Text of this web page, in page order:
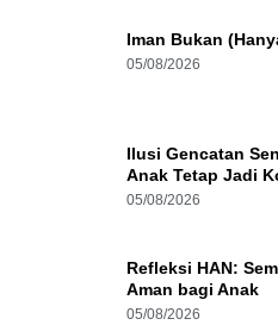
Iman Bukan
05/08/2026
Ilusi Gencatan
Anak Tetap Jadi
05/08/2026
Refleksi HAN:
Aman bagi Anak
05/08/2026